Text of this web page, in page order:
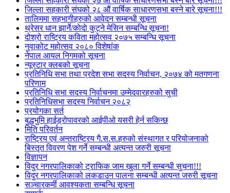
जिल्ला सहकारी संघको २८ औं वार्षिक साधारणसभा बस्ने बारे सूचना!!!
तालिममा सहभागीहरुको आवेदन सम्बन्धी सूचना
थ्रेसर धान झार्ने/काेदाे कुट्ने मेसिन सम्बन्धि सूचना!
दोश्रो राष्ट्रिय कविता महोत्सव २०७५ सम्बन्धि सूचना
नुवाकोट महोत्सव २०८० विशेषांक
नेपाल आयल निगमको सूचना
न्यूस्टार क्लबको सूचना
प्रतिनिधि सभा तथा प्रदेश सभा सदस्य निर्वाचन, २०७४ को मतगणना
परिणाम
प्रतिनिधि सभा सदस्य निर्वाचनमा उम्मेदवारहरुको सुची
प्रतिनिधिसभा सदस्य निर्वाचन २०८२
प्रयोगका सर्त
बुद्धभुमि हाईड्रोपावरको आईपीओ यसरी हेर्न सकिन्छ
मिति परिवर्तन
राष्ट्रिय एवं अन्तराष्ट्रिय गै.स.स.हरुको संस्थागत र परियोजनाको
बिस्तृत विवरण पेश गर्ने सम्बन्धी अत्यन्त जरुरी सूचना
विज्ञापन
विदुर नगरपालिकाको ट्राफिक जाम खुला गर्ने सम्बन्धी सुचना!!!
विदुर नगरपालिकाको लकडाउन पालना सम्बन्धी अत्यन्त जरुरी सूचना
सञ्चारकर्मी आवश्यकता सम्बन्धि सूचना